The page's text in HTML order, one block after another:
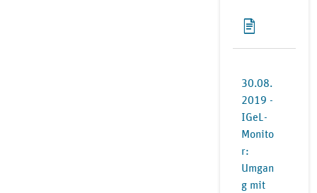
30.08.
2019 -
IGeL-
Monito
r:
Umgan
g mit